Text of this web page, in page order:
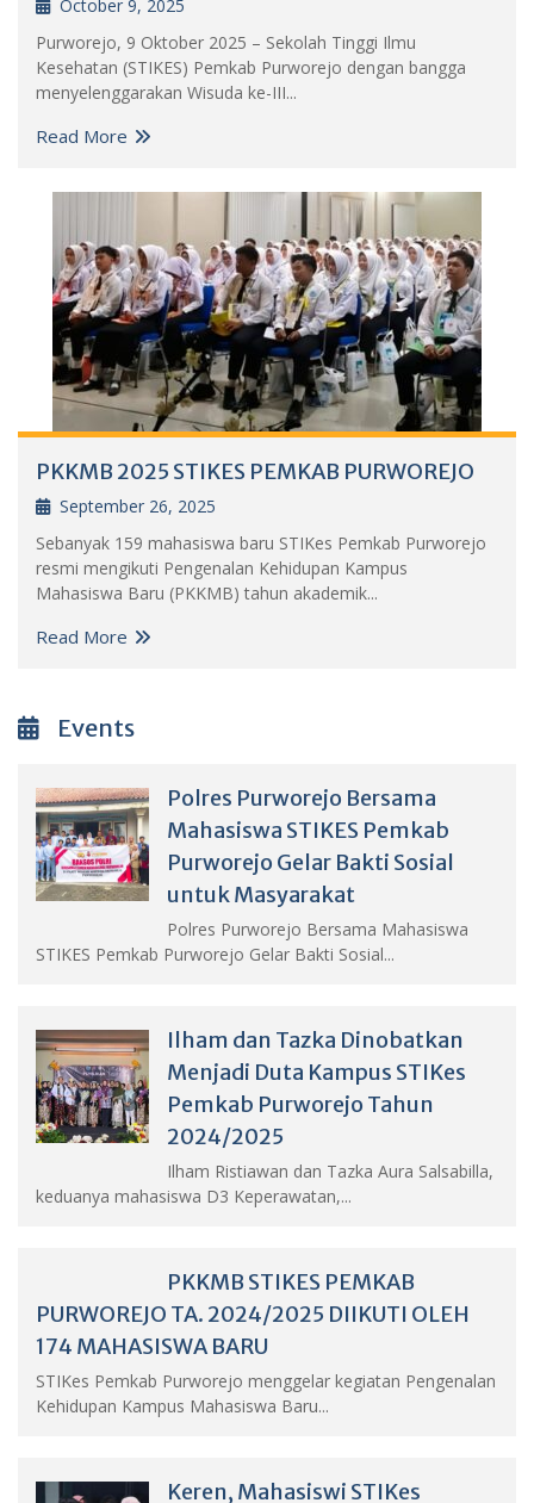
October 9, 2025
Purworejo, 9 Oktober 2025 – Sekolah Tinggi Ilmu
Kesehatan (STIKES) Pemkab Purworejo dengan bangga
menyelenggarakan Wisuda ke-III...
Read More
PKKMB 2025 STIKES PEMKAB PURWOREJO
September 26, 2025
Sebanyak 159 mahasiswa baru STIKes Pemkab Purworejo
resmi mengikuti Pengenalan Kehidupan Kampus
Mahasiswa Baru (PKKMB) tahun akademik...
Read More
Events
Polres Purworejo Bersama
Mahasiswa STIKES Pemkab
Purworejo Gelar Bakti Sosial
untuk Masyarakat
Polres Purworejo Bersama Mahasiswa
STIKES Pemkab Purworejo Gelar Bakti Sosial...
Ilham dan Tazka Dinobatkan
Menjadi Duta Kampus STIKes
Pemkab Purworejo Tahun
2024/2025
Ilham Ristiawan dan Tazka Aura Salsabilla,
keduanya mahasiswa D3 Keperawatan,...
PKKMB STIKES PEMKAB
PURWOREJO TA. 2024/2025 DIIKUTI OLEH
174 MAHASISWA BARU
STIKes Pemkab Purworejo menggelar kegiatan Pengenalan
Kehidupan Kampus Mahasiswa Baru...
Keren, Mahasiswi STIKes